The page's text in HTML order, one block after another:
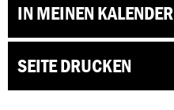
IN MEINEN KALENDER
SEITE DRUCKEN